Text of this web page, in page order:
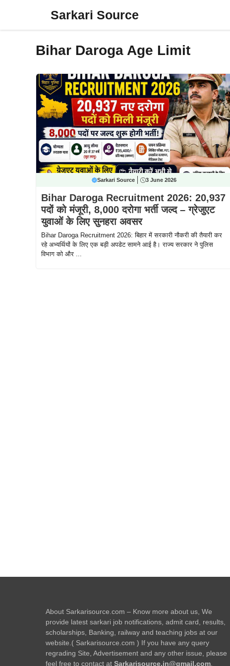
Sarkari Source
Bihar Daroga Age Limit
Sarkari Source 3 June 2026
Bihar Daroga Recruitment 2026: 20,937
पदों को मंजूरी, 8,000 दरोगा भर्ती जल्द – ग्रेजुएट
युवाओं के लिए सुनहरा अवसर
Bihar Daroga Recruitment 2026: बिहार में सरकारी नौकरी की तैयारी कर
रहे अभ्यर्थियों के लिए एक बड़ी अपडेट सामने आई है। राज्य सरकार ने पुलिस
विभाग को और ...
About Sarkarisource.com – Know more about us, We
provide latest sarkari job notifications, admit card, results,
scholarships, Banking, railway and teaching jobs at our
website.( Sarkarisource.com ) If you have any query
regrading Site, Advertisement and any other issue, please
feel free to contact at Sarkarisource.in@gmail.com